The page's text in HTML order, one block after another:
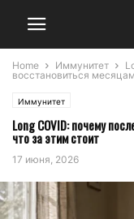
Home Иммунитет
восстановиться
Иммунитет
Long COVID: почему
что за этим стоит
17 июня, 2026